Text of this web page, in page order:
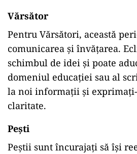
Vărsător
Pentru Vărsători, această
comunicarea și învățarea.
schimbul de idei și poate
domeniul educației sau al
la noi informații și
claritate.​
Pești
Peștii sunt încurajați să își